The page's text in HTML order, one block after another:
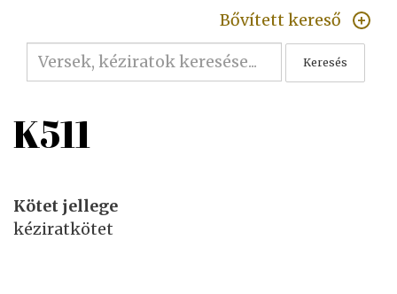
Bővített kereső
Keresés
K511
Kötet jellege
kéziratkötet